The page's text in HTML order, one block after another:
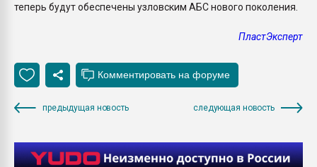
теперь будут обеспечены узловским АБС нового поколения.
ПластЭксперт
предыдущая новость следующая новость